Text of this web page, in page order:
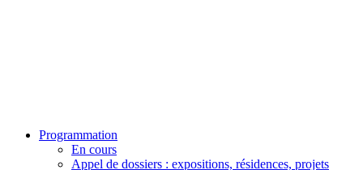
Programmation
En cours
Appel de dossiers : expositions, résidences, projets